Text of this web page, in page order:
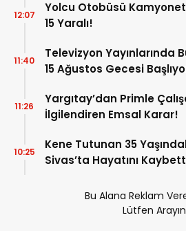
Yolcu Otobüsü
15 Yaralı!
12:07
Televizyon Yayınlarında
15 Ağustos Gecesi
11:40
Yargıtay’dan Primle
İlgilendiren Emsal Karar!
11:26
Kene Tutunan 35
Sivas’ta Hayatını
10:25
Bu Alana Reklam
Lütfen Arayın